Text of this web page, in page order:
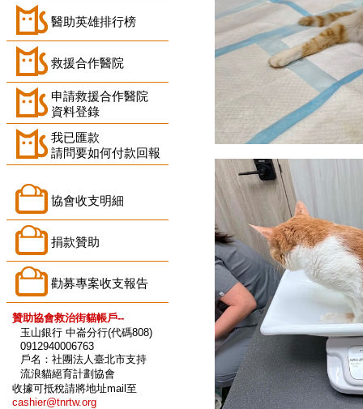
醫助英雄排行榜
救援合作醫院
申請救援合作醫院
資料登錄
我已匯款
請問要如何付款回報
協會收支明細
捐款贊助
勸募專案收支報告
贊助協會救治街貓帳戶--
玉山銀行 中崙分行(代碼808)
0912940006763
戶名：社團法人臺北市支持
流浪貓絕育計劃協會
收據可抵稅請將地址mail至
cashier@tnrtw.org